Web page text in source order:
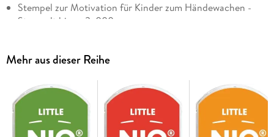
Stempel zur Motivation für Kinder zum Händewachen -
Stempelt bis zu 3. 000 x
Handfläche abstempeln und trockenen lassen -
motiviertes ABWASCHEN
Lieferumfang: 1 Stempel-Typ little NIO, "R17", Motiv "Einhorn"
+ 1
Mehr aus dieser Reihe